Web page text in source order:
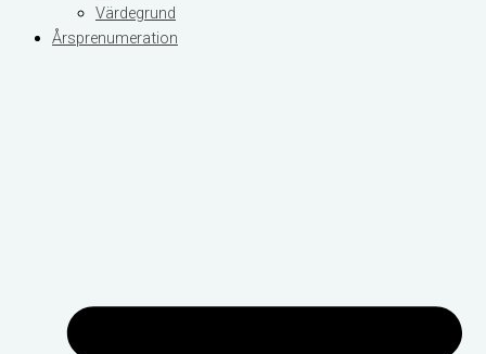
Värdegrund
Årsprenumeration